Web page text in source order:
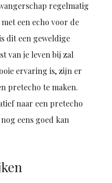
regelmatig
een echo voor de
dit een geweldige
van je leven bij zal
ervaring is, zijn er
pretecho te maken.
naar een pretecho
eens goed kan